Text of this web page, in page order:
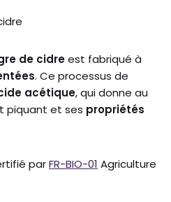
de cidreest fabriqué à
. Ce processus de
acétique, qui donne au
piquant et ses propriétés
parFR-BIO-01 Agriculture